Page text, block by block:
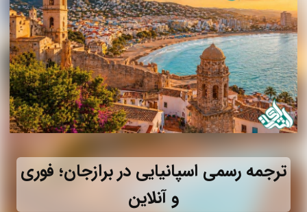
ترجمه رسمی اسپانیایی در برازجان؛ فوری
و آنلاین